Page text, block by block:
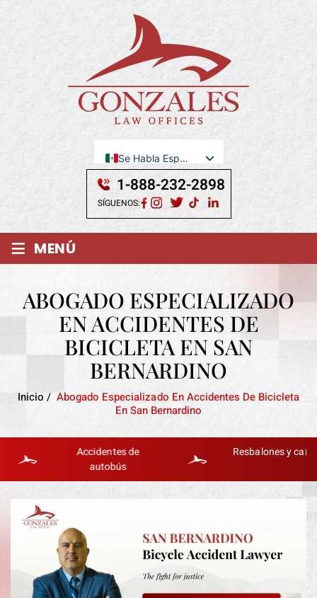
Se Habla Español
English
1-888-232-2898
SÍGUENOS:
≡ MENÚ
ABOGADO ESPECIALIZADO
EN ACCIDENTES DE
BICICLETA EN SAN
BERNARDINO
Inicio/Abogado Especializado En Accidentes De Bicicleta
En San Bernardino
Accidentes de
autobús
Resbalones y caídas